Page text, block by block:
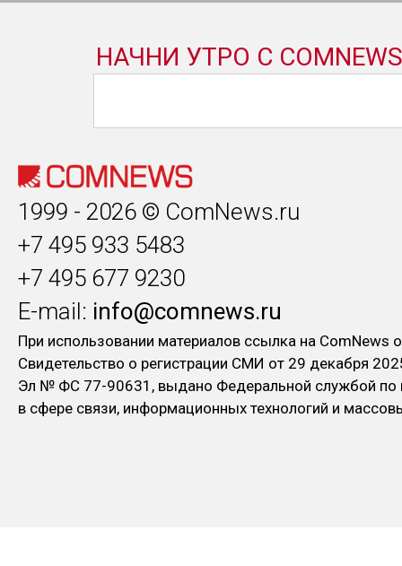
1999 - 2026 © ComNews.ru
+7 495 933 5483
+7 495 677 9230
E-mail: info@comnews.ru
При использовании материалов ссылка на ComNews
Свидетельство о регистрации СМИ от 29 декабря
Эл № ФC 77-90631, выдано Федеральной службой по
в сфере связи, информационных технологий и